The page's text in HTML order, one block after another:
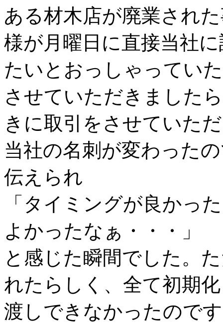
ある材木店が廃業され
様が月曜日に直接当社
たいとおっしゃってい
させていただきました
きに取引をさせていた
当社の名刺が変わった
伝えられ
「タイミングが良かっ
よかったなぁ・・・」
と感じた瞬間でした。
れたらしく、全て初期
渡しできなかったので